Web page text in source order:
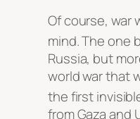
Of course, war
mind. The one
Russia, but
world war that
the first
from Gaza and